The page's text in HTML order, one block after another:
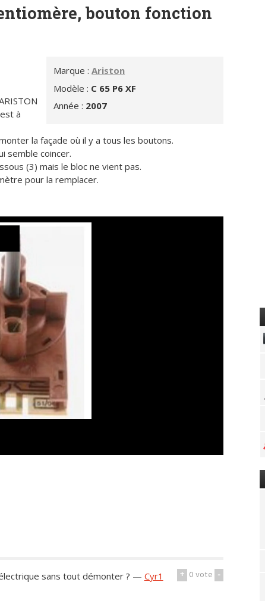
bouton fonction
Marque :Ariston
Modèle : C 65 P6 XF
Année : 2007
à
la façade où il y a tous les boutons.
semble coincer.
(3) mais le bloc ne vient pas.
pour la remplacer.
+ 0vote -
sans tout démonter ? — Cyr1